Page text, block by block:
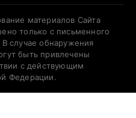
материалов Сайта
только с письменного
случае обнаружения
быть привлечены
с действующим
Федерации.